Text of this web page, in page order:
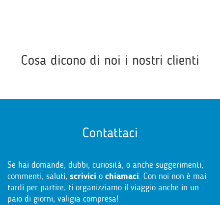
Cosa dicono di noi i nostri clienti
Contattaci
Se hai domande, dubbi, curiosità, o anche suggerimenti,
commenti, saluti, scrivici o chiamaci. Con noi non è mai
tardi per partire, ti organizziamo il viaggio anche in un
paio di giorni, valigia compresa!